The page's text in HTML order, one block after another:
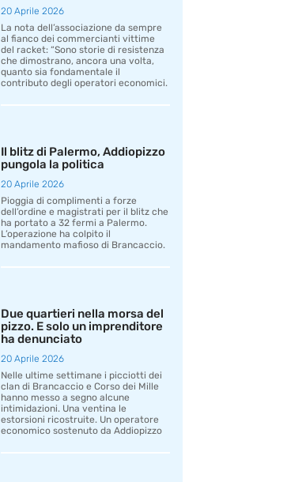
20 Aprile 2026
La nota dell’associazione da sempre
al fianco dei commercianti vittime
del racket: “Sono storie di resistenza
che dimostrano, ancora una volta,
quanto sia fondamentale il
contributo degli operatori economici.
Il blitz di Palermo, Addiopizzo
pungola la politica
20 Aprile 2026
Pioggia di complimenti a forze
dell’ordine e magistrati per il blitz che
ha portato a 32 fermi a Palermo.
L’operazione ha colpito il
mandamento mafioso di Brancaccio.
Due quartieri nella morsa del
pizzo. E solo un imprenditore
ha denunciato
20 Aprile 2026
Nelle ultime settimane i picciotti dei
clan di Brancaccio e Corso dei Mille
hanno messo a segno alcune
intimidazioni. Una ventina le
estorsioni ricostruite. Un operatore
economico sostenuto da Addiopizzo